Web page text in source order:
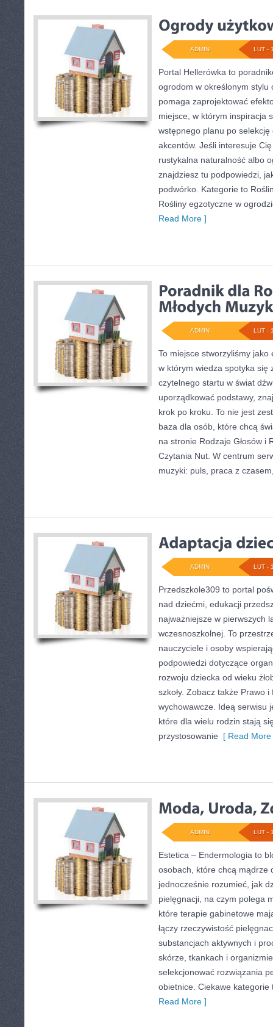
LUT -
ADMIN
Portal Hellerówka to
ogrodom w określonym stylu
pomaga zaprojektować
miejsce, w którym inspiracja
wstępnego planu po
akcentów. Jeśli interesuje
rustykalna naturalność albo
znajdziesz tu podpowiedzi,
podwórko. Kategorie to
Rośliny egzotyczne w
Read More ]
LUT -
ADMIN
To miejsce stworzyliśmy
w którym wiedza spotyka się
czytelnego startu w świat
uporządkować podstawy,
krok po kroku. To nie jest
baza dla osób, które chcą
na stronie Rodzaje Głosów i
Czytania Nut. W centrum
muzyki: puls, praca z
LUT -
ADMIN
Przedszkole309 to portal
nad dziećmi, edukacji
najważniejsze w pierwszych
wczesnoszkolnej. To
nauczyciele i osoby
podpowiedzi dotyczące
rozwoju dziecka od wieku
szkoły. Zobacz także Prawo
wychowawcze. Ideą serwisu
które dla wielu rodzin stają
przystosowanie [ Read More
LUT -
ADMIN
Estetica – Endermologia to
osobach, które chcą mądrze
jednocześnie rozumieć, jak
pielęgnacji, na czym polega
które terapie gabinetowe
łączy rzeczywistość
substancjach aktywnych i
skórze, tkankach i
selekcjonować rozwiązania
obietnice. Ciekawe kategorie
Read More ]